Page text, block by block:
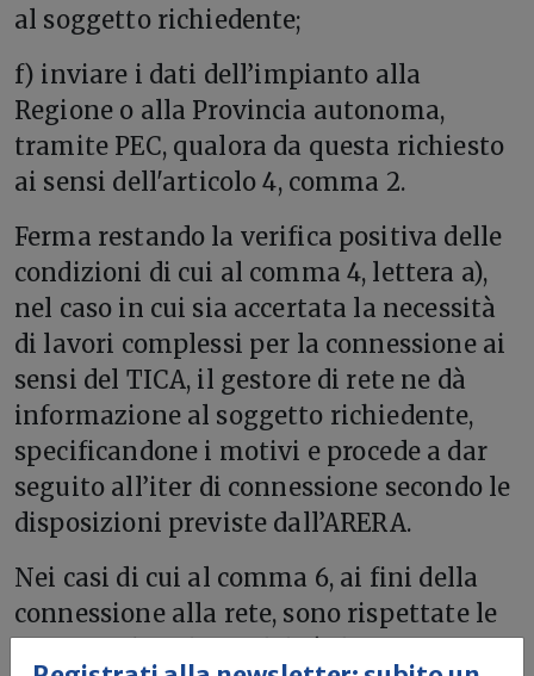
al soggetto richiedente;
f) inviare i dati dell’impianto alla
Regione o alla Provincia autonoma,
tramite PEC, qualora da questa richiesto
ai sensi dell'articolo 4, comma 2.
Ferma restando la verifica positiva delle
condizioni di cui al comma 4, lettera a),
nel caso in cui sia accertata la necessità
di lavori complessi per la connessione ai
sensi del TICA, il gestore di rete ne dà
informazione al soggetto richiedente,
specificandone i motivi e procede a dar
seguito all’iter di connessione secondo le
disposizioni previste dall’ARERA.
Nei casi di cui al comma 6, ai fini della
connessione alla rete, sono rispettate le